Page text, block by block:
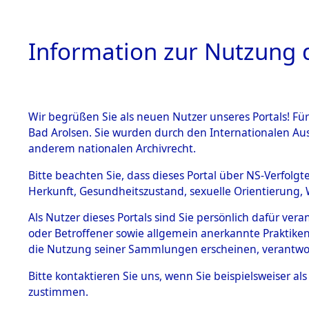
HOME
BESTÄNDE
Inhaftierungsdoku
mente
5. Verschiedenes
Todesmärsche
5.3.1 Alliierte
Information zur Nutzung
Wir begrüßen Sie als neuen Nutzer unseres Portals!
Bad Arolsen. Sie wurden durch den Internationalen
anderem nationalen Archivrecht.
Bitte beachten Sie, dass dieses Portal über NS-
Herkunft, Gesundheitszustand, sexuelle
Als Nutzer dieses Portals sind Sie persönlich dafür
oder Betroffener sowie allgemein anerkannte
die Nutzung seiner Sammlungen erscheinen,
Bitte kontaktieren Sie uns, wenn Sie beispielsweiser
zustimmen.